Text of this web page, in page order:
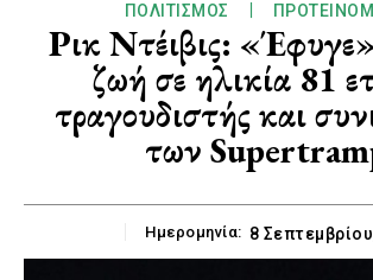
ΠΟΛΙΤΙΣΜΌΣ
Ρικ Ντέιβις:
ζωή σε ηλικία 81
τραγουδιστής και
των
Ημερομηνία: 8